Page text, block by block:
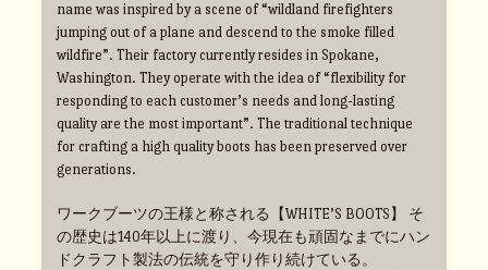
name was inspired by a scene of “wildland firefighters
jumping out of a plane and descend to the smoke filled
wildfire”. Their factory currently resides in Spokane,
Washington. They operate with the idea of “flexibility for
responding to each customer’s needs and long-lasting
quality are the most important”. The traditional technique
for crafting a high quality boots has been preserved over
generations.
ワークブーツの王様と称される【WHITE’S BOOTS】 そ
の歴史は140年以上に渡り、今現在も頑固なまでにハン
ドクラフト製法の伝統を守り作り続けている。